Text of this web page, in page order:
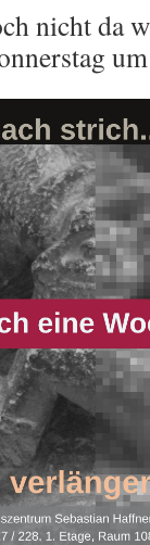
nicht da